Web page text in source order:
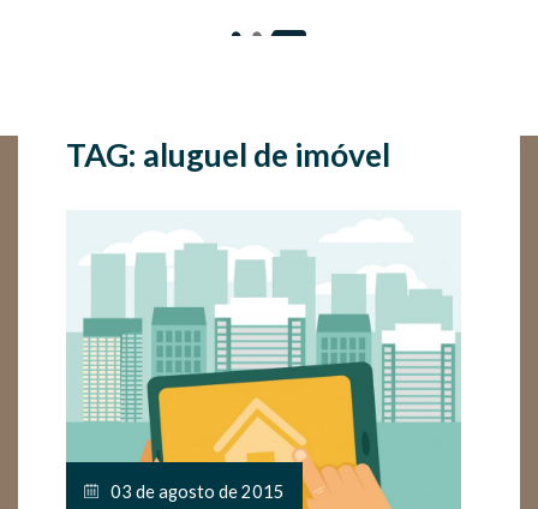
TAG: aluguel de imóvel
03 de agosto de 2015